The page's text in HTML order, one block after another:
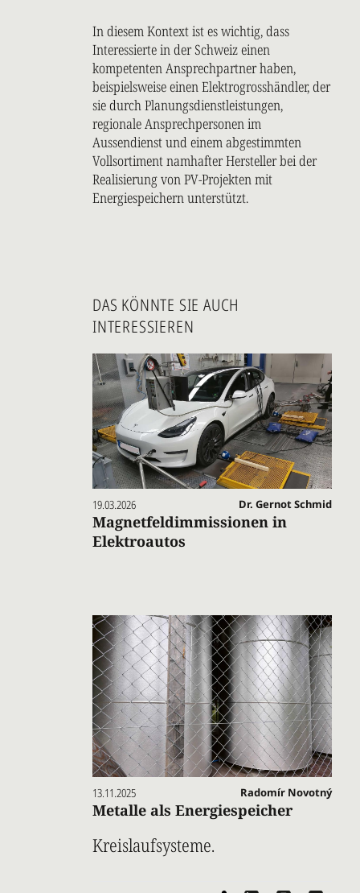
In diesem Kontext ist es wichtig, dass
Interessierte in der Schweiz einen
kompetenten Ansprechpartner haben,
beispielsweise einen Elektrogrosshändler, der
sie durch Planungsdienstleistungen,
regionale Ansprechpersonen im
Aussendienst und einem abgestimmten
Vollsortiment namhafter Hersteller bei der
Realisierung von PV-Projekten mit
Energiespeichern unterstützt.
DAS KÖNNTE SIE AUCH
INTERESSIEREN
19.03.2026 Dr. Gernot Schmid
Magnetfeldimmissionen in
Elektroautos
13.11.2025 Radomír Novotný
Metalle als Energiespeicher
Kreislaufsysteme.